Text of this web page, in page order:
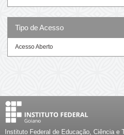
Tipo de Acesso
Acesso Aberto
Instituto Federal de Educação, Ciência e